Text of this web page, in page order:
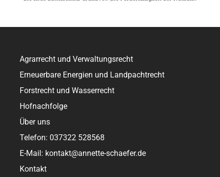
Agrarrecht und Verwaltungsrecht
Erneuerbare Energien und Landpachtrecht
Forstrecht und Wasserrecht
Hofnachfolge
Über uns
Telefon: 037322 528568
E-Mail: kontakt@annette-schaefer.de
Kontakt